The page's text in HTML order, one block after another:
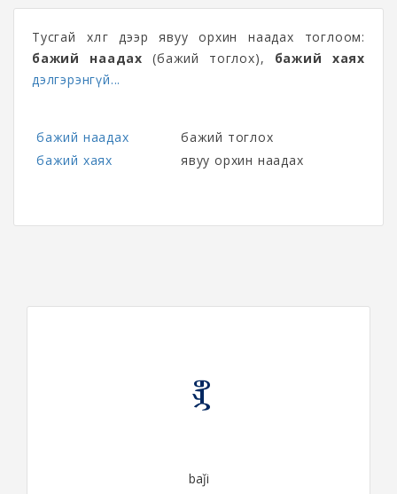
Тусгай хөлөг дээр явуу орхин наадах тоглоом:
бажий наадах (бажий тоглох), бажий хаях
дэлгэрэнгүй...
бажий наадах
бажий тоглох
бажий хаях
явуу орхин наадах
ᠪᠠᠵᠢ
baǰi